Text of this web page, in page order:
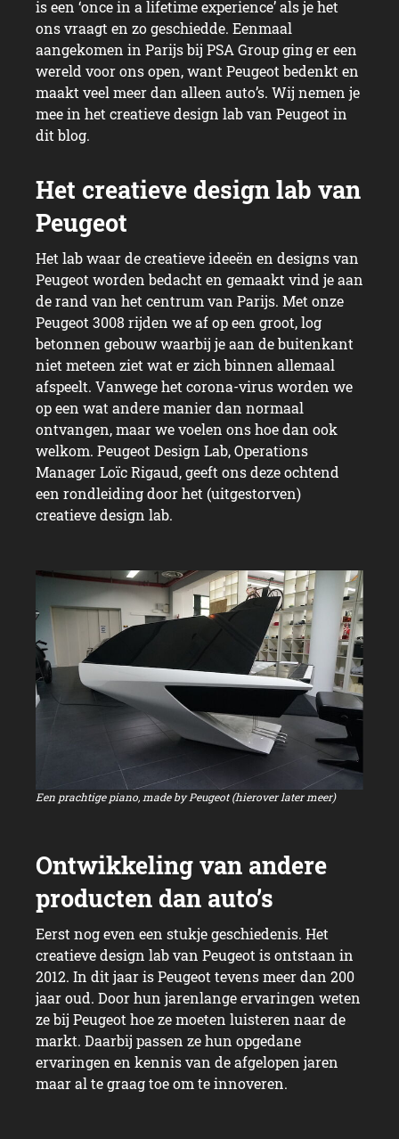
is een ‘once in a lifetime experience’ als je het
ons vraagt en zo geschiedde. Eenmaal
aangekomen in Parijs bij PSA Group ging er een
wereld voor ons open, want Peugeot bedenkt en
maakt veel meer dan alleen auto’s. Wij nemen je
mee in het creatieve design lab van Peugeot in
dit blog.
Het lab waar de creatieve ideeën en designs van
Peugeot worden bedacht en gemaakt vind je aan
de rand van het centrum van Parijs. Met onze
Peugeot 3008 rijden we af op een groot, log
betonnen gebouw waarbij je aan de buitenkant
niet meteen ziet wat er zich binnen allemaal
afspeelt. Vanwege het corona-virus worden we
op een wat andere manier dan normaal
ontvangen, maar we voelen ons hoe dan ook
welkom. Peugeot Design Lab, Operations
Manager Loïc Rigaud, geeft ons deze ochtend
een rondleiding door het (uitgestorven)
creatieve design lab.
Een prachtige piano, made by Peugeot (hierover later meer)
Eerst nog even een stukje geschiedenis. Het
creatieve design lab van Peugeot is ontstaan in
2012. In dit jaar is Peugeot tevens meer dan 200
jaar oud. Door hun jarenlange ervaringen weten
ze bij Peugeot hoe ze moeten luisteren naar de
markt. Daarbij passen ze hun opgedane
ervaringen en kennis van de afgelopen jaren
maar al te graag toe om te innoveren.